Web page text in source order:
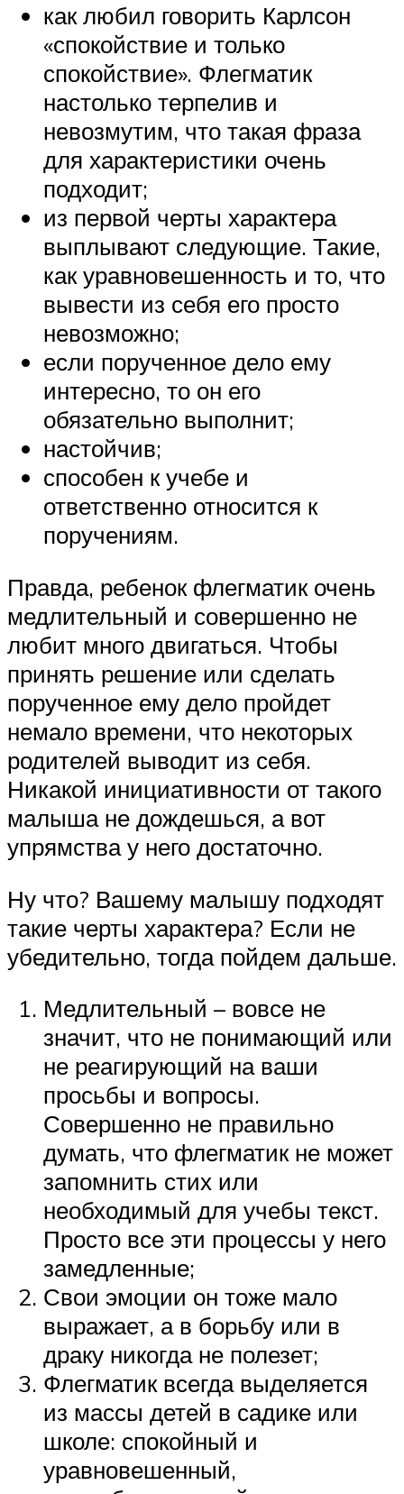
как любил говорить Карлсон
«спокойствие и только
спокойствие». Флегматик
настолько терпелив и
невозмутим, что такая фраза
для характеристики очень
подходит;
из первой черты характера
выплывают следующие. Такие,
как уравновешенность и то, что
вывести из себя его просто
невозможно;
если порученное дело ему
интересно, то он его
обязательно выполнит;
настойчив;
способен к учебе и
ответственно относится к
поручениям.
Правда, ребенок флегматик очень
медлительный и совершенно не
любит много двигаться. Чтобы
принять решение или сделать
порученное ему дело пройдет
немало времени, что некоторых
родителей выводит из себя.
Никакой инициативности от такого
малыша не дождешься, а вот
упрямства у него достаточно.
Ну что? Вашему малышу подходят
такие черты характера? Если не
убедительно, тогда пойдем дальше.
Медлительный – вовсе не
значит, что не понимающий или
не реагирующий на ваши
просьбы и вопросы.
Совершенно не правильно
думать, что флегматик не может
запомнить стих или
необходимый для учебы текст.
Просто все эти процессы у него
замедленные;
Свои эмоции он тоже мало
выражает, а в борьбу или в
драку никогда не полезет;
Флегматик всегда выделяется
из массы детей в садике или
школе: спокойный и
уравновешенный,